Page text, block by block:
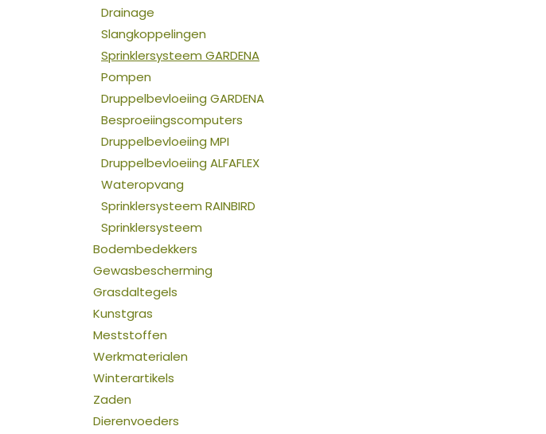
Drainage
Slangkoppelingen
Sprinklersysteem GARDENA
Pompen
Druppelbevloeiing GARDENA
Besproeiingscomputers
Druppelbevloeiing MPI
Druppelbevloeiing ALFAFLEX
Wateropvang
Sprinklersysteem RAINBIRD
Sprinklersysteem
Bodembedekkers
Gewasbescherming
Grasdaltegels
Kunstgras
Meststoffen
Werkmaterialen
Winterartikels
Zaden
Dierenvoeders